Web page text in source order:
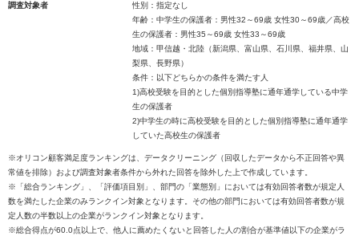
調査対象者
性別：指定なし
年齢：中学生の保護者：男性32～69歳 女性30～69歳／高校
生の保護者：男性35～69歳 女性33～69歳
地域：甲信越・北陸（新潟県、富山県、石川県、福井県、山
梨県、長野県）
条件：以下どちらかの条件を満たす人
1)高校受験を目的とした個別指導塾に通年通学している中学
生の保護者
2)中学生の時に高校受験を目的とした個別指導塾に通年通学
していた高校生の保護者
※オリコン顧客満足度ランキングは、データクリーニング（回収したデータから不正回答や異
常値を排除）および調査対象者条件から外れた回答を除外した上で作成しています。
※「総合ランキング」、「評価項目別」、部門の「業態別」においては有効回答者数が規定人
数を満たした企業のみランクイン対象となります。その他の部門においては有効回答者数が規
定人数の半数以上の企業がランクイン対象となります。
※総合得点が60.0点以上で、他人に薦めたくないと回答した人の割合が基準値以下の企業がラ